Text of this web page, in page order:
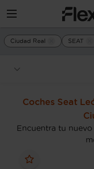
Ciudad Real SEAT
Coches Seat
Encuentra tu